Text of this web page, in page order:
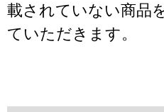
載されていない商品
ていただきます。